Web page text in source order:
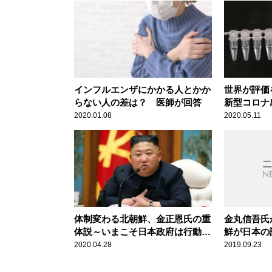
インフルエンザにかかる人とかか
らない人の差は？ 医師が回答
2020.01.08
世界が評
新型コロ
る
2020.05.11
体制変わる北朝鮮、金正恩氏の重
体説～いまこそ日本政府は行動を
起こすべき
2020.04.28
金丸信吾
鮮が日本
か
2019.09.23